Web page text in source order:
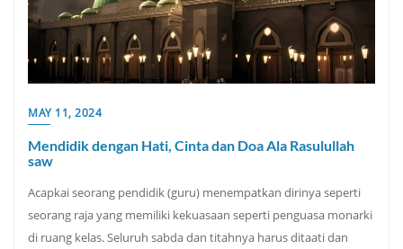
MAY 11, 2024
Mendidik dengan Hati, Cinta dan Doa Ala Rasulullah
saw
Acapkai seorang pendidik (guru) menempatkan dirinya seperti
seorang raja yang memiliki kekuasaan seperti penguasa monarki
di ruang kelas. Seluruh sabda dan titahnya harus ditaati dan